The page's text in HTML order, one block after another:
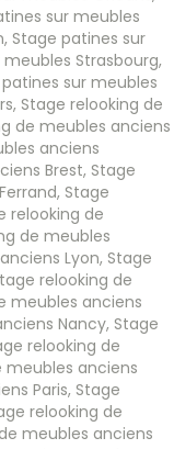
sur meubles
, Stage patines sur
Strasbourg,
sur meubles
, Stage relooking de
de meubles anciens
anciens
Brest, Stage
, Stage
relooking de
de meubles
Lyon, Stage
relooking de
meubles anciens
Nancy, Stage
relooking de
meubles anciens
Paris, Stage
relooking de
meubles anciens